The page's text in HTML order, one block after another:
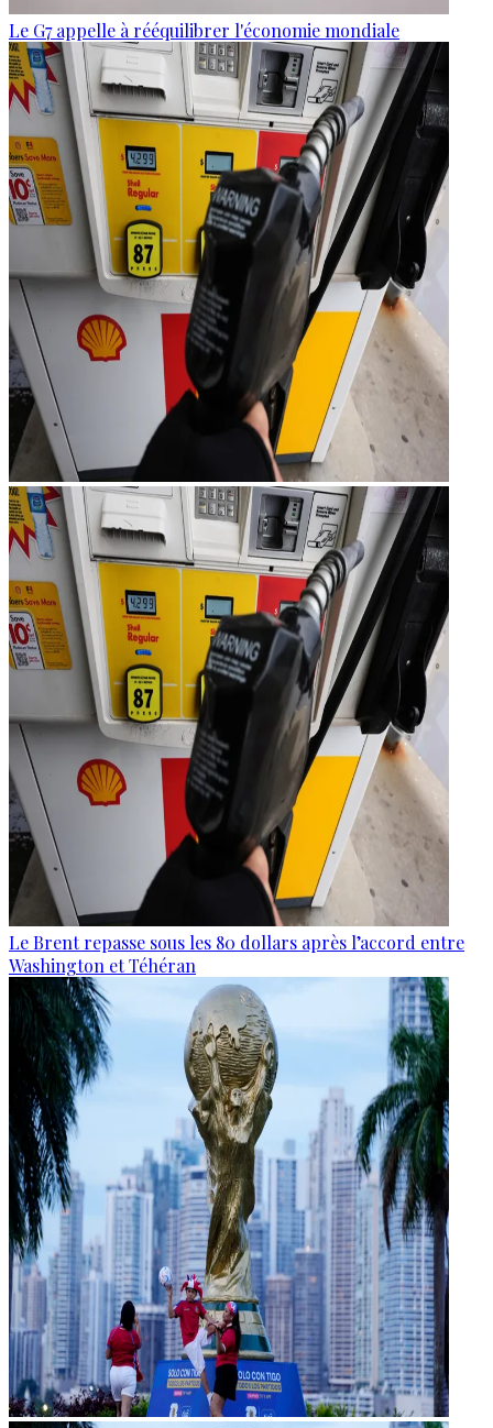
Le G7 appelle à rééquilibrer l'économie mondiale
Le Brent repasse sous les 80 dollars après l’accord entre
Washington et Téhéran